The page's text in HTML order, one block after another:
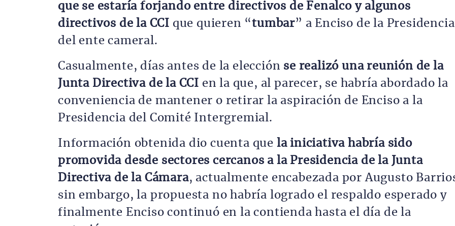
que se estaría forjando entre directivos de Fenalco y algunos
directivos de la CCI que quieren “tumbar” a Enciso de la Presidencia
del ente cameral.
Casualmente, días antes de la elección se realizó una reunión de la
Junta Directiva de la CCI en la que, al parecer, se habría abordado la
conveniencia de mantener o retirar la aspiración de Enciso a la
Presidencia del Comité Intergremial.
Información obtenida dio cuenta que la iniciativa habría sido
promovida desde sectores cercanos a la Presidencia de la Junta
Directiva de la Cámara, actualmente encabezada por Augusto
sin embargo, la propuesta no habría logrado el respaldo esperado y
finalmente Enciso continuó en la contienda hasta el día de la